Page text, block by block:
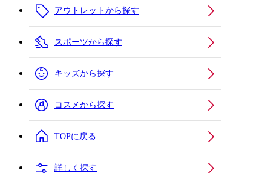
アウトレットから探す
スポーツから探す
キッズから探す
コスメから探す
TOPに戻る
詳しく探す